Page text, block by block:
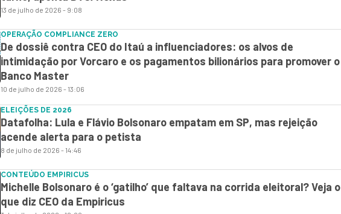
13 de julho de 2026 - 9:08
OPERAÇÃO COMPLIANCE ZERO
De dossiê contra CEO do Itaú a influenciadores: os alvos de
intimidação por Vorcaro e os pagamentos bilionários para promover o
Banco Master
10 de julho de 2026 - 13:06
ELEIÇÕES DE 2026
Datafolha: Lula e Flávio Bolsonaro empatam em SP, mas rejeição
acende alerta para o petista
8 de julho de 2026 - 14:46
CONTEÚDO EMPIRICUS
Michelle Bolsonaro é o ‘gatilho’ que faltava na corrida eleitoral? Veja o
que diz CEO da Empiricus